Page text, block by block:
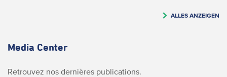
ALLES ANZEIGEN
Media Center
Retrouvez nos dernières publications.